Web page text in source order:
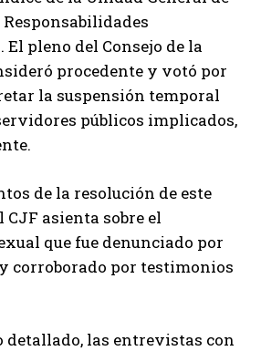
pleno del Consejo de la
procedente y votó por
la suspensión temporal
públicos implicados,
de la resolución de este
asienta sobre el
que fue denunciado por
corroborado por testimonios
detallado, las entrevistas con